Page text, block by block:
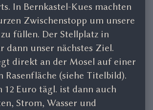
In Bernkastel-Kues machten
Zwischenstopp um unsere
füllen. Der Stellplatz in
dann unser nächstes Ziel.
direkt an der Mosel auf einer
Rasenfläche (siehe Titelbild).
12 Euro tägl. ist dann auch
Strom, Wasser und